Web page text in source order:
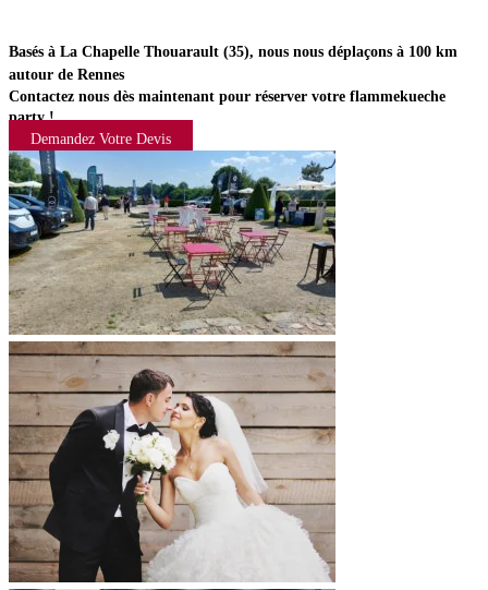
Basés à La Chapelle Thouarault (35), nous nous déplaçons à 100 km
autour de Rennes
Contactez nous dès maintenant pour réserver votre flammekueche
party !
Demandez Votre Devis